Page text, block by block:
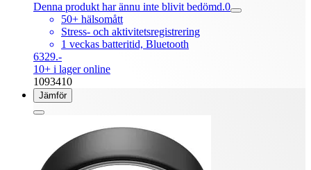
Denna produkt har ännu inte blivit bedömd.0
50+ hälsomått
Stress- och aktivitetsregistrering
1 veckas batteritid, Bluetooth
6329.-
10+ i lager online
1093410
Jämför